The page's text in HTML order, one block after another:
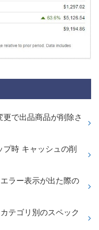
で出品商品が削除さ
時 キャッシュの削
ラー表示が出た際の
テゴリ別のスペック